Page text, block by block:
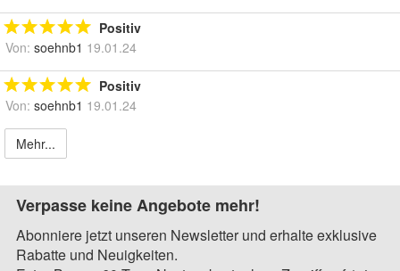
Positiv
Von: soehnb1 19.01.24
Positiv
Von: soehnb1 19.01.24
Mehr...
Verpasse keine Angebote mehr!
Abonniere jetzt unseren Newsletter und erhalte exklusive
Rabatte und Neuigkeiten.